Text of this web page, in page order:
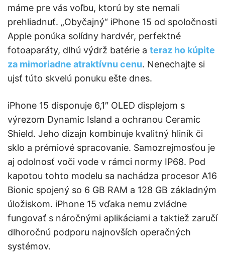
máme pre vás voľbu, ktorú by ste nemali
prehliadnuť. „Obyčajný“ iPhone 15 od spoločnosti
Apple ponúka solídny hardvér, perfektné
fotoaparáty, dlhú výdrž batérie a teraz ho kúpite
za mimoriadne atraktívnu cenu. Nenechajte si
ujsť túto skvelú ponuku ešte dnes.
iPhone 15 disponuje 6,1″ OLED displejom s
výrezom Dynamic Island a ochranou Ceramic
Shield. Jeho dizajn kombinuje kvalitný hliník či
sklo a prémiové spracovanie. Samozrejmosťou je
aj odolnosť voči vode v rámci normy IP68. Pod
kapotou tohto modelu sa nachádza procesor A16
Bionic spojený so 6 GB RAM a 128 GB základným
úložiskom. iPhone 15 vďaka nemu zvládne
fungovať s náročnými aplikáciami a taktiež zaručí
dlhoročnú podporu najnovších operačných
systémov.